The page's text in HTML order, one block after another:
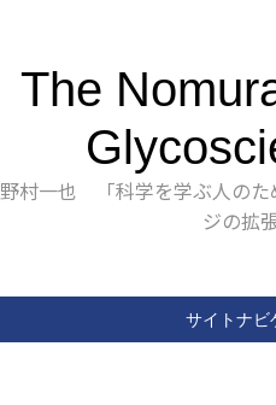
The
野村一也 「科学を学ぶ人の
ジの拡
サイトナビ